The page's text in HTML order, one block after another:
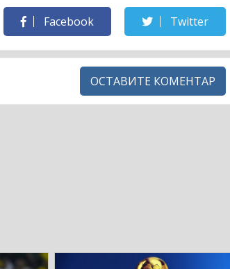
Facebook Twitter
ОСТАВИТЕ КОМЕНТАР